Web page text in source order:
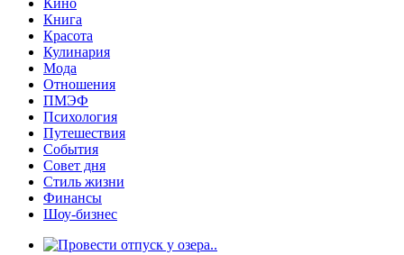
Книга
Красота
Кулинария
Мода
Отношения
ПМЭФ
Психология
Путешествия
События
Совет дня
Стиль жизни
Финансы
Шоу-бизнес